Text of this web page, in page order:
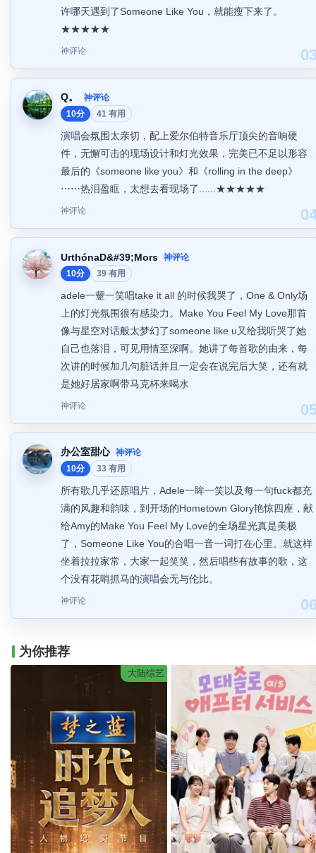
许哪天遇到了Someone Like You，就能瘦下来了。
★★★★★
神评论
Q。
神评论
10分
41 有用
演唱会氛围太亲切，配上爱尔伯特音乐厅顶尖的音响硬
件，无懈可击的现场设计和灯光效果，完美已不足以形容
最后的《someone like you》和《rolling in the deep》
⋯⋯热泪盈眶，太想去看现场了......★★★★★
神评论
UrthónaD&#39;Mors 神评论
10分
39 有用
adele一颦一笑唱take it all 的时候我哭了，One & Only场
上的灯光氛围很有感染力。Make You Feel My Love那首
像与星空对话般太梦幻了someone like u又给我听哭了她
自己也落泪，可见用情至深啊。她讲了每首歌的由来，每
次讲的时候加几句脏话并且一定会在说完后大笑，还有就
是她好居家啊带马克杯来喝水
神评论
办公室甜心 神评论
10分
33 有用
所有歌几乎还原唱片，Adele一眸一笑以及每一句fuck都充
满的风趣和韵味，到开场的Hometown Glory艳惊四座，献
给Amy的Make You Feel My Love的全场星光真是美极
了，Someone Like You的合唱一音一词打在心里。就这样
坐着拉拉家常，大家一起笑笑，然后唱些有故事的歌，这
个没有花哨抓马的演唱会无与伦比。
神评论
为你推荐
大陆综艺